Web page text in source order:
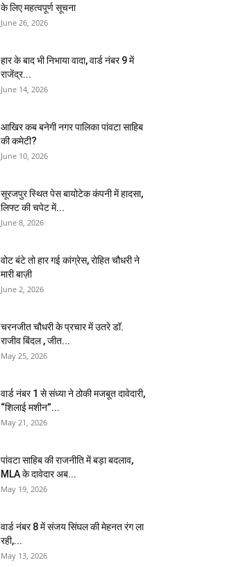
के लिए महत्वपूर्ण सूचना
June 26, 2026
हार के बाद भी निभाया वादा, वार्ड नंबर 9 में
राजेंद्र...
June 14, 2026
आखिर कब बनेगी नगर पालिका पांवटा साहिब
की कमेटी?
June 10, 2026
सूरजपुर स्थित पेस बायोटेक कंपनी में हादसा,
लिफ्ट की चपेट में...
June 8, 2026
वोट बंटे तो हार गई कांग्रेस, रोहित चौधरी ने
मारी बाज़ी
June 2, 2026
चरनजीत चौधरी के प्रचार में उतरे डॉ.
राजीव बिंदल , जीत...
May 25, 2026
वार्ड नंबर 1 से संध्या ने ठोकी मजबूत दावेदारी,
“शिलाई मशीन”...
May 21, 2026
पांवटा साहिब की राजनीति में बड़ा बदलाव,
MLA के दावेदार अब...
May 19, 2026
वार्ड नंबर 8 में संजय सिंघल की मेहनत रंग ला
रही,...
May 13, 2026